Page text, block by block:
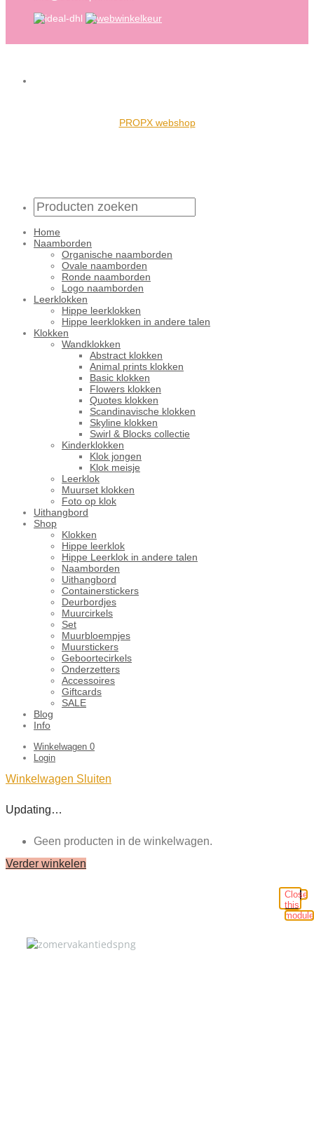
PROPX webshop
Home
Naamborden
Organische naamborden
Ovale naamborden
Ronde naamborden
Logo naamborden
Leerklokken
Hippe leerklokken
Hippe leerklokken in andere talen
Klokken
Wandklokken
Abstract klokken
Animal prints klokken
Basic klokken
Flowers klokken
Quotes klokken
Scandinavische klokken
Skyline klokken
Swirl & Blocks collectie
Kinderklokken
Klok jongen
Klok meisje
Leerklok
Muurset klokken
Foto op klok
Uithangbord
Shop
Klokken
Hippe leerklok
Hippe Leerklok in andere talen
Naamborden
Uithangbord
Containerstickers
Deurbordjes
Muurcirkels
Set
Muurbloempjes
Muurstickers
Geboortecirkels
Onderzetters
Accessoires
Giftcards
SALE
Blog
Info
Winkelwagen 0
Login
Winkelwagen Sluiten
Updating…
Geen producten in de winkelwagen.
Verder winkelen
Close
this
module